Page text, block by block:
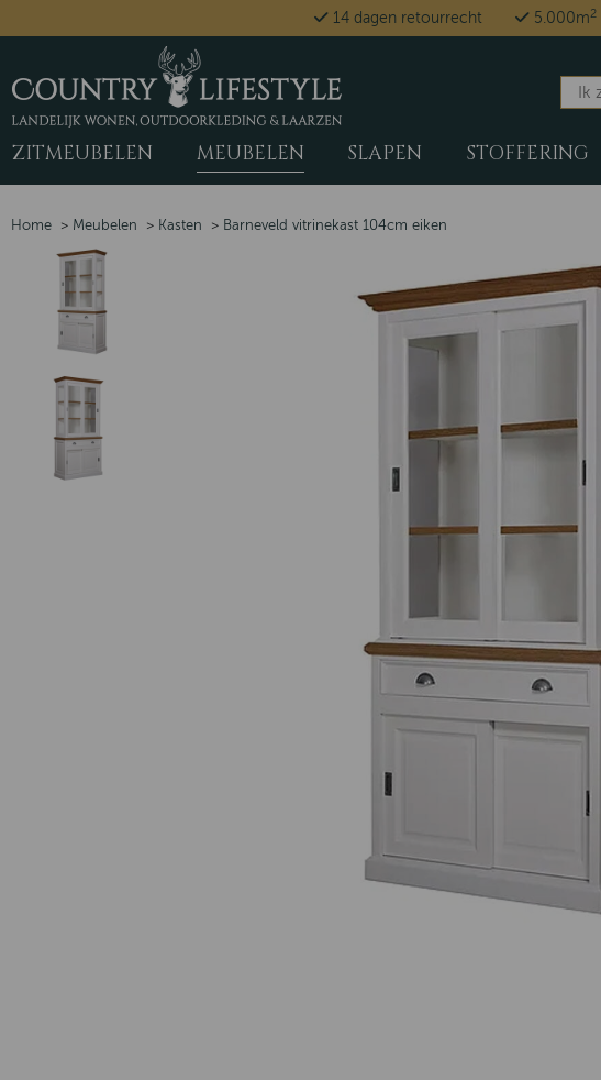
14 dagen retourrecht 5.000m2
ZITMEUBELEN MEUBELEN SLAPEN STOFFERING
Home > Meubelen > Kasten > Barneveld vitrinekast 104cm eiken